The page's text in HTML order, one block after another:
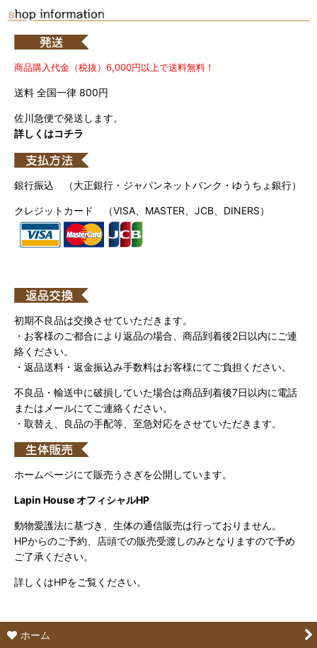
商品購入代金（税抜）6,000円以上で送料無料！
送料 全国一律 800円
佐川急便で発送します。
詳しくはコチラ
銀行振込 （大正銀行・ジャパンネットバンク・ゆうちょ銀行）
クレジットカード （VISA、MASTER、JCB、DINERS）
初期不良品は交換させていただきます。
・お客様のご都合により返品の場合、商品到着後2日以内にご連
絡ください。
・返品送料・返金振込み手数料はお客様にてご負担ください。
不良品・輸送中に破損していた場合は商品到着後7日以内に電話
またはメールにてご連絡ください。
・取替え、良品の手配等、至急対応をさせていただきます。
ホームページにて販売うさぎを公開しています。
Lapin House オフィシャルHP
動物愛護法に基づき、生体の通信販売は行っておりません。
HPからのご予約、店頭での販売受渡しのみとなりますので予め
ご了承ください。
詳しくはHPをご覧ください。
ホーム